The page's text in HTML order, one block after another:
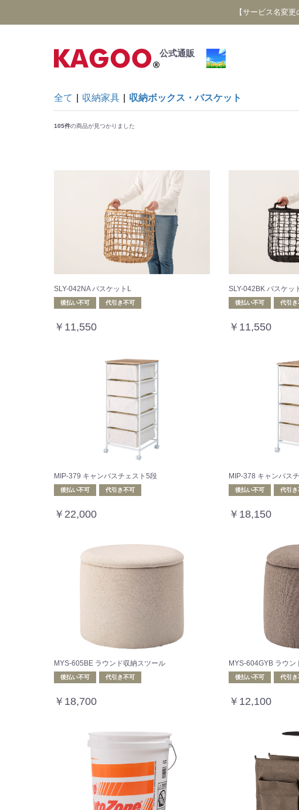
【サービス名変
公式通販
全て 収納家具 収納ボックス・バスケット
105件の商品が見つかりました
SLY-042NA バスケットL
後払い不可 代引き不可
￥11,550
SLY-042BK バスケッ
後払い不可 代引き
￥11,550
MIP-379 キャンバスチェスト5段
後払い不可 代引き不可
￥22,000
MIP-378 キャンバス
後払い不可 代引き
￥18,150
MYS-605BE ラウンド収納スツール
後払い不可 代引き不可
￥18,700
MYS-604GYB ラウン
後払い不可 代引き
￥12,100